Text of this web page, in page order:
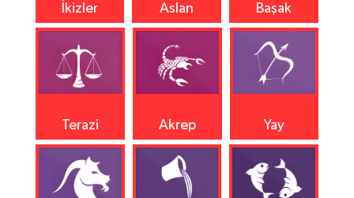
İkizler Aslan Başak
Terazi Akrep Yay